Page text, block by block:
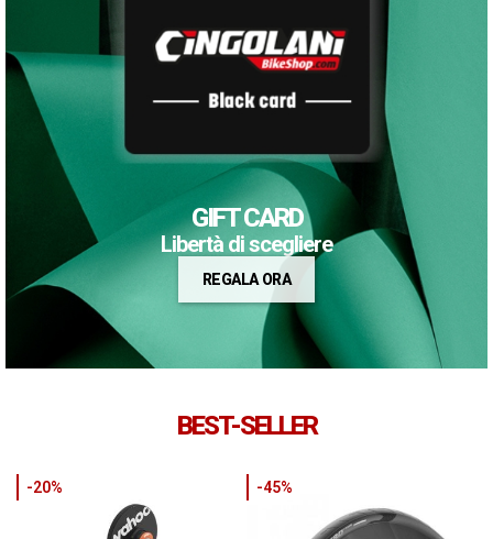
GIFT CARD
Libertà di scegliere
REGALA ORA
BEST-SELLER
-20% -45%